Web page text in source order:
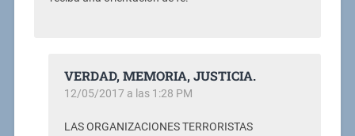
VERDAD, MEMORIA, JUSTICIA.
12/05/2017 a las 1:28 PM
LAS ORGANIZACIONES TERRORISTAS